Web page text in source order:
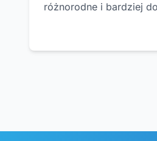
różnorodne i bardziej